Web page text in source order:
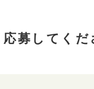
応募してくだ